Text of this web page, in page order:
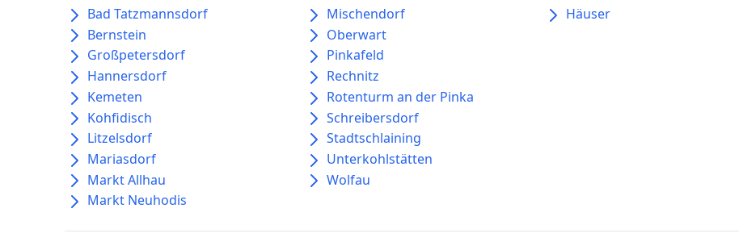
Bad Tatzmannsdorf
Bernstein
Großpetersdorf
Hannersdorf
Kemeten
Kohfidisch
Litzelsdorf
Mariasdorf
Markt Allhau
Markt Neuhodis
Mischendorf
Oberwart
Pinkafeld
Rechnitz
Rotenturm an der Pinka
Schreibersdorf
Stadtschlaining
Unterkohlstätten
Wolfau
Häuser